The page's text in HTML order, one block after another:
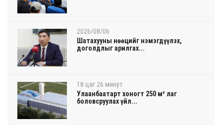
2026/08/06
Шатахууны нөөцийг нэмэгдүүлэх,
доголдлыг арилгах...
18 цаг 26 минут
Улаанбаатарт хоногт 250 м³ лаг
боловсруулах үйл...